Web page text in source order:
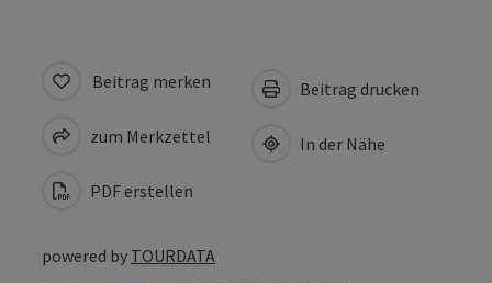
Beitrag merken
zum Merkzettel
PDF erstellen
Beitrag drucken
In der Nähe
powered by TOURDATA